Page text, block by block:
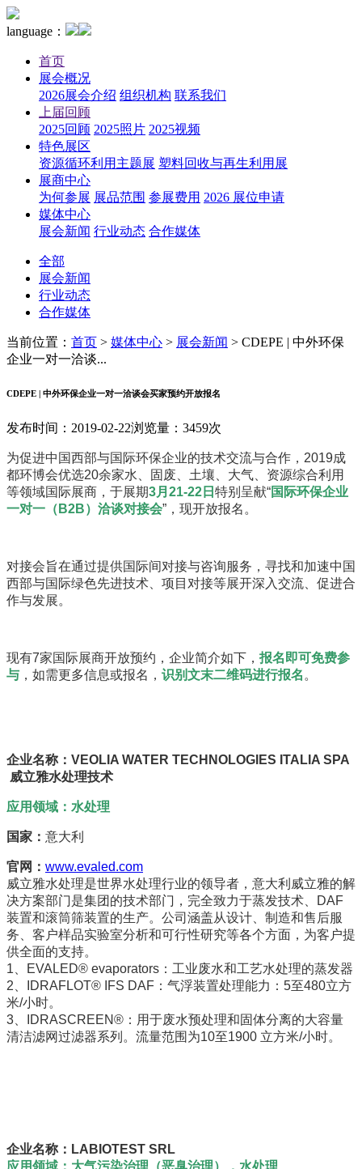
language：
首页
展会概况
2026展会介绍 组织机构 联系我们
上届回顾
2025回顾 2025照片 2025视频
特色展区
资源循环利用主题展 塑料回收与再生利用展
展商中心
为何参展 展品范围 参展费用 2026 展位申请
媒体中心
展会新闻 行业动态 合作媒体
全部
展会新闻
行业动态
合作媒体
当前位置： 首页 > 媒体中心 > 展会新闻 > CDEPE | 中外环保
企业一对一洽谈...
CDEPE | 中外环保企业一对一洽谈会买家预约开放报名
发布时间：2019-02-22浏览量：3459次
为促进中国西部与国际环保企业的技术交流与合作，2019成
都环博会优选20余家水、固废、土壤、大气、资源综合利用
等领域国际展商，于展期3月21-22日 特别呈献“国际环保企业
一对一（B2B）洽谈对接会”，现开放报名。
对接会旨在通过提供国际间对接与咨询服务，寻找和加速中国
西部与国际绿色先进技术、项目对接等展开深入交流、促进合
作与发展。
现有7家国际展商开放预约，企业简介如下， 报名即可免费参
与 ，如需更多信息或报名， 识别文末二维码进行报名 。
企业名称：VEOLIA WATER TECHNOLOGIES ITALIA SPA
威立雅水处理技术
应用领域：水处理
国家： 意大利
官网： www.evaled.com
威立雅水处理是世界水处理行业的领导者，意大利威立雅的解
决方案部门是集团的技术部门，完全致力于蒸发技术、DAF
装置和滚筒筛装置的生产。公司涵盖从设计、制造和售后服
务、客户样品实验室分析和可行性研究等各个方面，为客户提
供全面的支持。
1、EVALED® evaporators：工业废水和工艺水处理的蒸发器
2、IDRAFLOT® IFS DAF：气浮装置处理能力：5至480立方
米/小时。
3、IDRASCREEN®：用于废水预处理和固体分离的大容量
清洁滤网过滤器系列。流量范围为10至1900 立方米/小时。
企业名称：LABIOTEST SRL
应用领域：大气污染治理（恶臭治理），水处理